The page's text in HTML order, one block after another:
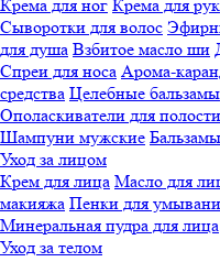
Крема для ног Крема для рук
Сыворотки для волос
для душа Взбитое масло ши
Спреи для носа Арома-
средства Целебные бальзамы
Ополаскиватели для
Шампуни мужские Бальзамы
Уход за лицом
Крем для лица Масло для
макияжа Пенки для
Минеральная пудра для лица
Уход за телом